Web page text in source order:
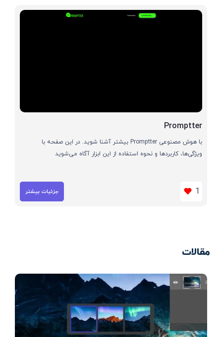
Promptter
با هوش مصنوعی Promptter بیشتر آشنا شوید. در این صفحه با
ویژگی‌ها، کاربردها و نحوه استفاده از این ابزار آگاه می‌شوید
1 جزئیات بیشتر
مقالات